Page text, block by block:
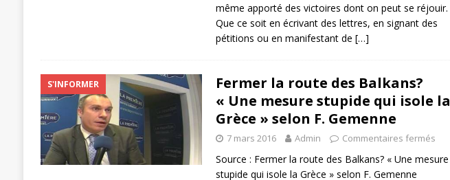
même apporté des victoires dont on peut se réjouir.
Que ce soit en écrivant des lettres, en signant des
pétitions ou en manifestant de […]
S'INFORMER
Fermer la route des Balkans?
« Une mesure stupide qui isole la
Grèce » selon F. Gemenne
7 mars 2016 Admin Commentaires fermés
Source : Fermer la route des Balkans? « Une mesure
stupide qui isole la Grèce » selon F. Gemenne